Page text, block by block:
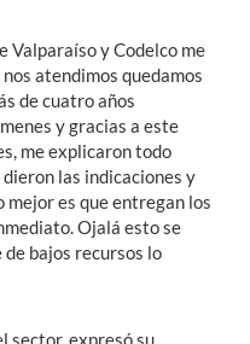
Valparaíso y Codelco me
atendimos quedamos
de cuatro años
y gracias a este
me explicaron todo
las indicaciones y
es que entregan los
Ojalá esto se
bajos recursos lo
sector, expresó su